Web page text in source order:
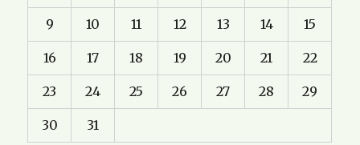
9 10 11 12 13 14 15
16 17 18 19 20 21 22
23 24 25 26 27 28 29
30
31